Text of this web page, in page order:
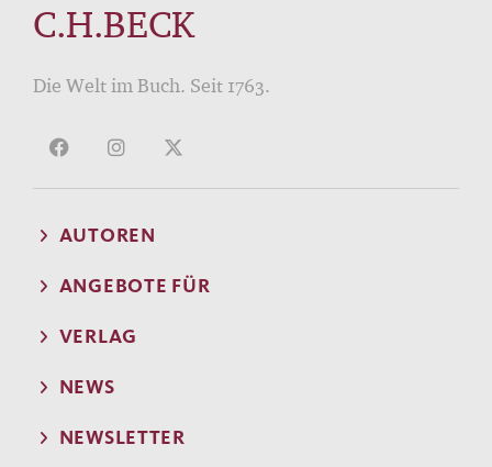
C.H.BECK
Die Welt im Buch. Seit 1763.
AUTOREN
ANGEBOTE FÜR
VERLAG
NEWS
NEWSLETTER